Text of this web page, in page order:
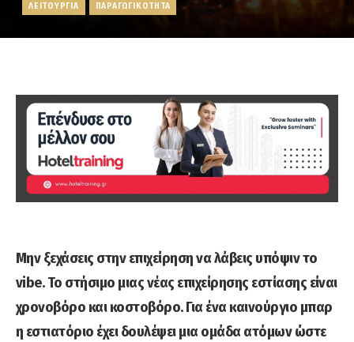
ΛΕΙΤΟΥΡΓΙΑ ΠΑΡΑΓΩΓΙΚΟΤΗΤΑ
Μην ξεχάσεις στην επιχείρηση να λάβεις υπόψιν το
vibe. Το στήσιμο μιας νέας επιχείρησης εστίασης είναι
χρονοβόρο και κοστοβόρο. Για ένα καινούργιο μπαρ
η εστιατόριο έχει δουλέψει μια ομάδα ατόμων ώστε